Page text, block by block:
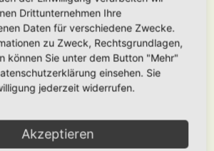
und den Versand des
Unkostenbeiträge
an:
39,50 €
Drittunternehmen Ihre
Daten für verschiedene Zwecke.
zu Zweck, Rechtsgrundlagen,
können Sie unter dem Button "Mehr"
einsehen. Sie
jederzeit widerrufen.
Akzeptieren